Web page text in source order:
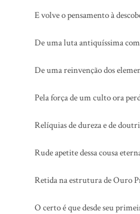
E volve o pensamento à
De uma luta antiquíssima com
De uma reinvenção dos
Pela força de um culto ora
Relíquias de dureza e de
Rude apetite dessa cousa
Retida na estrutura de Ouro
O certo é que desde seu